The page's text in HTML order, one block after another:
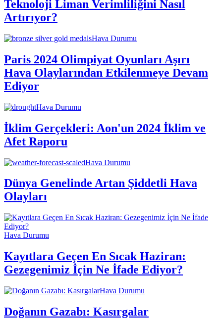
Teknoloji Liman Verimliliğini Nasıl
Artırıyor?
Hava Durumu
Paris 2024 Olimpiyat Oyunları Aşırı
Hava Olaylarından Etkilenmeye Devam
Ediyor
Hava Durumu
İklim Gerçekleri: Aon'un 2024 İklim ve
Afet Raporu
Hava Durumu
Dünya Genelinde Artan Şiddetli Hava
Olayları
Hava Durumu
Kayıtlara Geçen En Sıcak Haziran:
Gezegenimiz İçin Ne İfade Ediyor?
Hava Durumu
Doğanın Gazabı: Kasırgalar